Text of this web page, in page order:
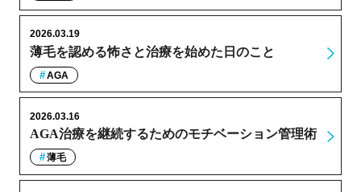
薄毛を認める怖さと治療を始めた日のこと
2026.03.19
AGA
AGA治療を継続するためのモチベーション管理術
2026.03.16
薄毛